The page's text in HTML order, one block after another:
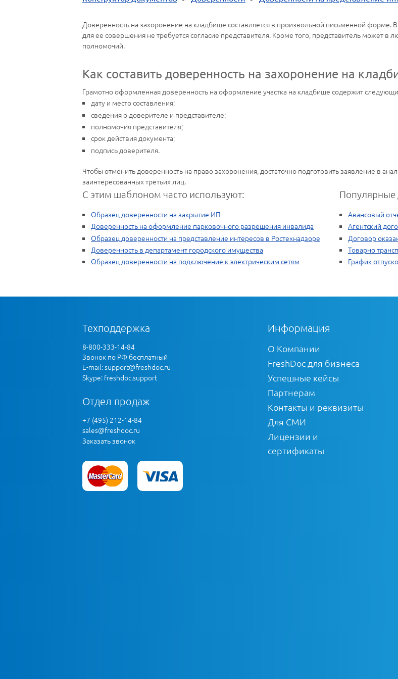
Доверенность на захоронение на кладбище составляется в произвольной письменной форме.
для ее совершения не требуется согласие представителя. Кроме того, представитель может в
полномочий.
Как составить доверенность на захоронение на
Грамотно оформленная доверенность на оформление участка на кладбище содержит
дату и место составления;
сведения о доверителе и представителе;
полномочия представителя;
срок действия документа;
подпись доверителя.
Чтобы отменить доверенность на право захоронения, достаточно подготовить заявление в
заинтересованных третьих лиц.
С этим шаблоном часто используют:
Образец доверенности на закрытие ИП
Доверенность на оформление парковочного разрешения инвалида
Образец доверенности на представление интересов в Ростехнадзоре
Доверенность в департамент городского имущества
Образец доверенности на подключение к электрическим сетям
Популярные
Авансовый
Агентский
Договор
Товарно
График
Техподдержка
8-800-333-14-84
Звонок по РФ бесплатный
E-mail:support@freshdoc.ru
Skype: freshdoc.support
Отдел продаж
+7 (495) 212-14-84
sales@freshdoc.ru
Заказать звонок
Информация
О Компании
FreshDoc для бизнеса
Успешные кейсы
Партнерам
Контакты и реквизиты
Для СМИ
Лицензии и
сертификаты